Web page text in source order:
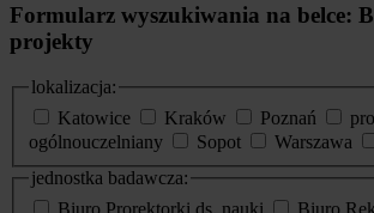
Formularz wyszukiwania na belce:
projekty
lokalizacja:
Katowice
Kraków Poznań
ogólnouczelniany
Sopot Warszawa
jednostka badawcza:
Biuro Prorektorki ds. nauki
Biuro